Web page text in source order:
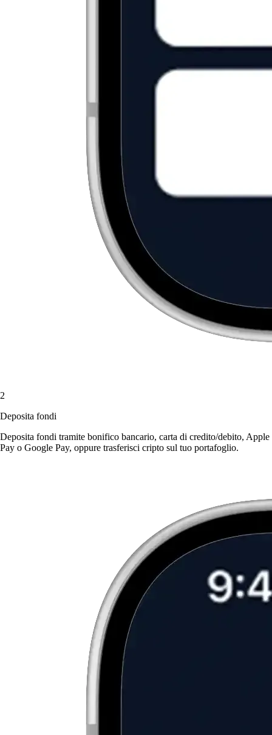
2
Deposita fondi
Deposita fondi tramite bonifico bancario, carta di credito/debito, Apple
Pay o Google Pay, oppure trasferisci cripto sul tuo portafoglio.